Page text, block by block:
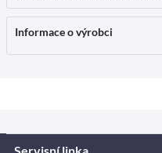
Informace o výrobci
Servisní linka